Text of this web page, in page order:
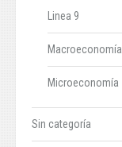
Linea 9
Macroeconomía
Microeconomía
Sin categoría